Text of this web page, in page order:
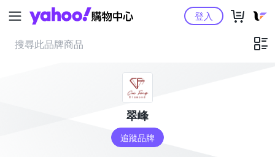
Yahoo購物中心登入
翠峰
追蹤品牌